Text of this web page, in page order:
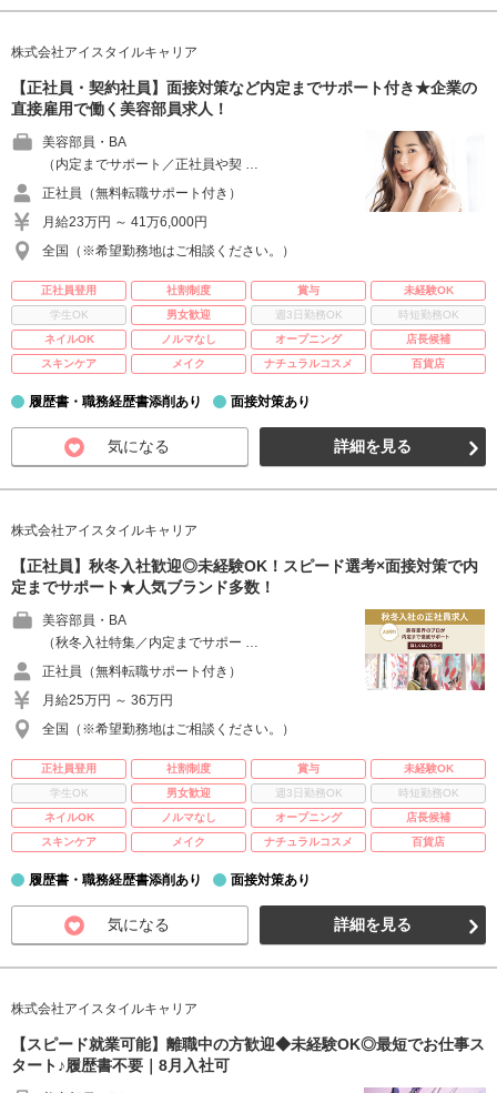
株式会社アイスタイルキャリア
【正社員・契約社員】面接対策など内定までサポート付き★企業の
直接雇用で働く美容部員求人！
美容部員・BA
（内定までサポート／正社員や契 …
正社員（無料転職サポート付き）
月給23万円 ～ 41万6,000円
全国（※希望勤務地はご相談ください。）
正社員登用 社割制度 賞与
未経験OK
学生OK
男女歓迎 週3日勤務OK
時短勤務OK
ネイルOK
ノルマなし オープニング
店長候補
スキンケア
メイク ナチュラルコスメ 百貨店
履歴書・職務経歴書添削あり 面接対策あり
気になる 詳細を見る
株式会社アイスタイルキャリア
【正社員】秋冬入社歓迎◎未経験OK！スピード選考×面接対策で内
定までサポート★人気ブランド多数！
美容部員・BA
（秋冬入社特集／内定までサポー …
正社員（無料転職サポート付き）
月給25万円 ～ 36万円
全国（※希望勤務地はご相談ください。）
正社員登用 社割制度 賞与
未経験OK
学生OK
男女歓迎 週3日勤務OK
時短勤務OK
ネイルOK
ノルマなし オープニング
店長候補
スキンケア
メイク ナチュラルコスメ 百貨店
履歴書・職務経歴書添削あり 面接対策あり
気になる 詳細を見る
株式会社アイスタイルキャリア
【スピード就業可能】離職中の方歓迎◆未経験OK◎最短でお仕事ス
タート♪履歴書不要｜8月入社可